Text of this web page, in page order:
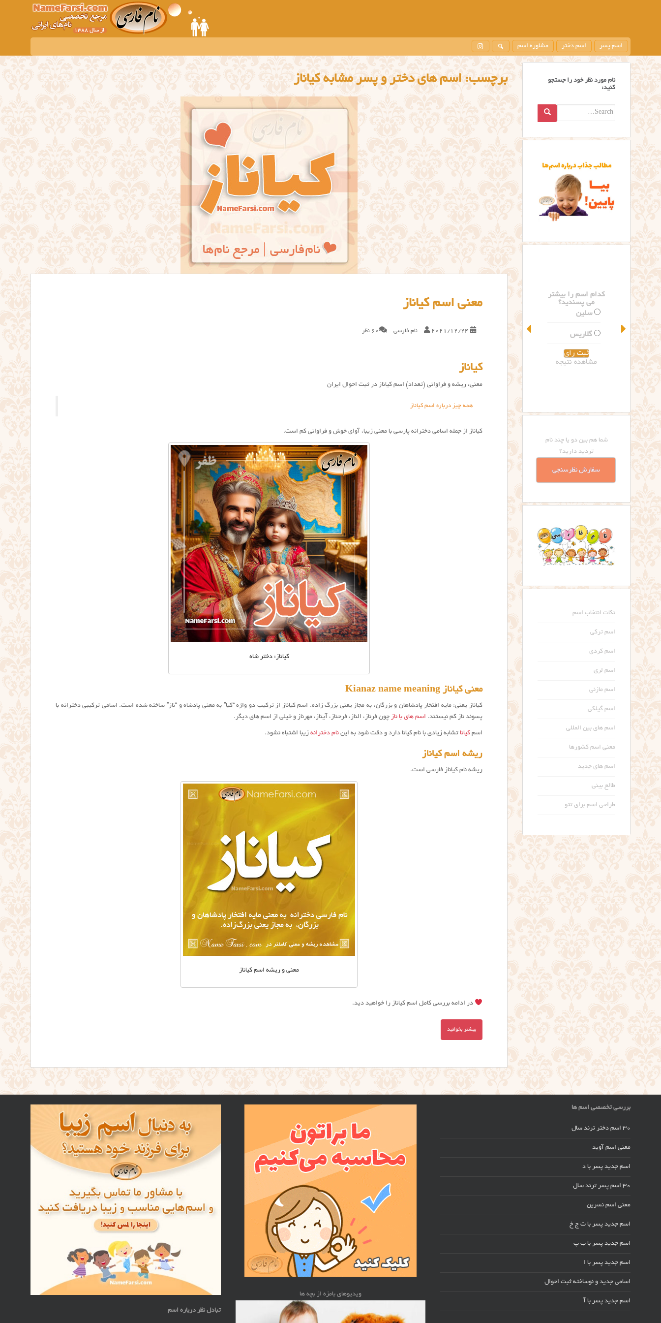
m
i
n
t
e
n
اسم پسر اسم دختر مشاوره اسم
برچسب:اسم های دختر و پسر مشابه کیاناز
معنی اسم کیاناز
2021/12/24 نام فارسی 60 نظر
کیاناز
معنی، ریشه و فراوانی (تعداد) اسم کیاناز در ثبت احوال ایران
همه چیز درباره اسم کیاناز
کیاناز از جمله اسامی دخترانه پارسی با معنی زیبا، آوای خوش و فراوانی کم است.
کیاناز: دختر شاه
معنی کیاناز Kianaz name meaning
کیاناز یعنی: مایه افتخار پادشاهان و بزرگان، به مجاز یعنی بزرگ زاده. اسم كياناز از ترکیب دو واژه “کیا” به معنی پادشاه و “ناز” ساخته شده است. اسامی ترکیبی دخترانه با
پسوند ناز کم نیستند. اسم های با ناز چون فرناز، الناز، فرحناز، آیناز، مهرناز و خیلی از اسم های دیگر.
اسم کیانا تشابه زیادی با نام کیانا دارد و دقت شود به این نام دخترانه زیبا اشتباه نشود.
ریشه اسم کیاناز
ریشه نام کیاناز فارسی است.
معنی و ریشه اسم کیاناز
در ادامه بررسی کامل اسم کیاناز را خواهید دید.
بیشتر بخوانید
نام مورد نظر خود را جستجو
کنید:
Search
کدام اسم را بیشتر
می پسندید؟
سلین
گلاریس
مشاهده نتیجه
شما هم بین دو یا چند نام
تردید دارید؟
سفارش نظرسنجی
نکات انتخاب اسم
اسم ترکی
اسم کردی
اسم لری
اسم مازنی
اسم گیلکی
اسم های بین المللی
معنی اسم کشورها
اسم های جدید
طالع بینی
طراحی اسم برای تتو
تبادل نظر درباره اسم
ویدیوهای بامزه از بچه ها
بررسی تخصصی اسم ها
30 اسم دختر ترند سال
معنی اسم آوید
اسم جدید پسر با د
30 اسم پسر ترند سال
معنی اسم نسرین
اسم جدید پسر با ت ج خ
اسم جدید پسر با ب پ
اسم جدید پسر با ا
اسامی جدید و نوساخته ثبت احوال
اسم جدید پسر با آ